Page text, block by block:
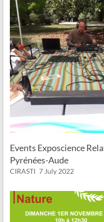
Events Exposcience
Pyrénées-Aude
CIRASTI 7 July 2022